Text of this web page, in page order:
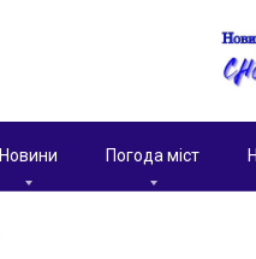
Новини Погода міст